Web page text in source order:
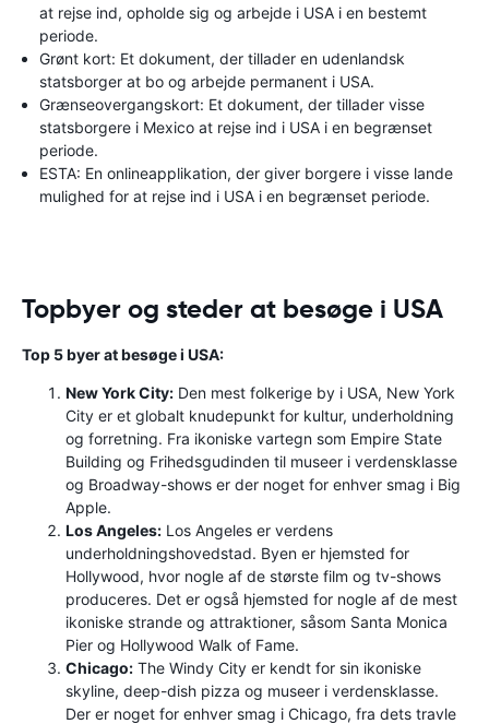
at rejse ind, opholde sig og arbejde i USA i en bestemt
periode.
Grønt kort: Et dokument, der tillader en udenlandsk
statsborger at bo og arbejde permanent i USA.
Grænseovergangskort: Et dokument, der tillader visse
statsborgere i Mexico at rejse ind i USA i en begrænset
periode.
ESTA: En onlineapplikation, der giver borgere i visse lande
mulighed for at rejse ind i USA i en begrænset periode.
Topbyer og steder at besøge i USA
Top 5 byer at besøge i USA:
New York City: Den mest folkerige by i USA, New York
City er et globalt knudepunkt for kultur, underholdning
og forretning. Fra ikoniske vartegn som Empire State
Building og Frihedsgudinden til museer i verdensklasse
og Broadway-shows er der noget for enhver smag i Big
Apple.
Los Angeles: Los Angeles er verdens
underholdningshovedstad. Byen er hjemsted for
Hollywood, hvor nogle af de største film og tv-shows
produceres. Det er også hjemsted for nogle af de mest
ikoniske strande og attraktioner, såsom Santa Monica
Pier og Hollywood Walk of Fame.
Chicago: The Windy City er kendt for sin ikoniske
skyline, deep-dish pizza og museer i verdensklasse.
Der er noget for enhver smag i Chicago, fra dets travle